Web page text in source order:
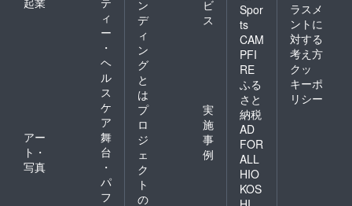
ィ
ー
・
ヘ
ル
ス
ケ
ア
アー
ト・
写真
舞
台
・
パ
フ
ン
デ
ィ
ン
グ
と
は
ビ
ス
プ
ロ
ジ
ェ
ク
ト
の
実
施
事
例
Spor
ts
CAM
PFI
RE
ふる
さと
納税
AD
FOR
ALL
HIO
KOS
ラスメ
ントに
対する
考え方
クッ
キーポ
リシー